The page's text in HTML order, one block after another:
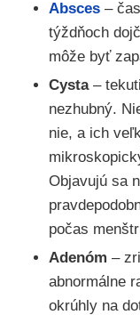
Absces –
týždňoch
môže byť
Cysta–
nezhubný.
nie, a ich
Objavujú sa
počas
Adenóm –
abnormálne
okrúhly na